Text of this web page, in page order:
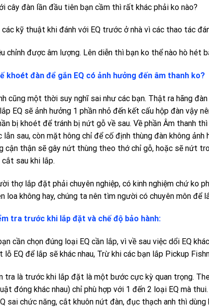
cây đàn lần đầu tiên bạn cầm thì rất khác phải ko nào?
kỹ thuật khi đánh với EQ trước ở nhà vì các thao tác
chỉnh được âm lượng. Lên diễn thì bạn ko thể nào hò
khoét đàn để gắn EQ có ảnh hưởng đến âm thanh ko?
cũng một thời suy nghĩ sai như các bạn. Thật ra hãng
EQ sẽ ảnh hưởng 1 phần nhỏ đến kết cấu hộp đàn vậy
bị khoét để tránh bị nứt gỗ về sau. Về phần Âm thanh
lẫn sau, còn mặt hông chỉ để cố định thùng đàn không
cận thận sẽ gây nứt thùng theo thớ chỉ gỗ, hoặc sẽ nứt
sau khi lắp.
thợ lắp đặt phải chuyên nghiệp, có kinh nghiệm chứ ko
loa không hay, chúng ta nên tìm người có chuyên môn
tra trước khi lắp đặt và chế độ bảo hành:
cần chọn đúng loại EQ cần lắp, vì về sau việc dổi EQ
lỗ EQ để lắp sẽ khác nhau, Trừ khi các bạn lắp Pickup
tra là trước khi lắp đặt là một bước cực kỳ quan trọng.
đóng khác nhau) chỉ phù hợp với 1 đến 2 loại EQ mà
sai chức năng, cắt khuôn nứt đàn, đục thạch anh thì